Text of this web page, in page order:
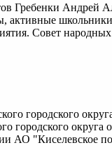
Гребенки Андрей
Совет
городского
городского
АО "Киселевское